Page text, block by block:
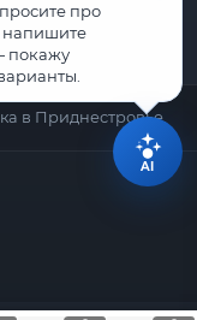
в Приднестровье.
про
покажу
AI